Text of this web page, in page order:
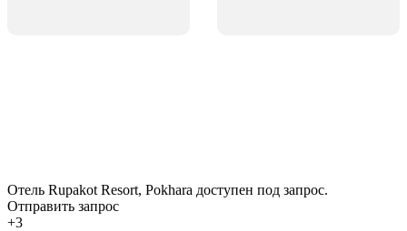
Отель Rupakot Resort, Pokhara доступен под запрос.
Отправить запрос
+3